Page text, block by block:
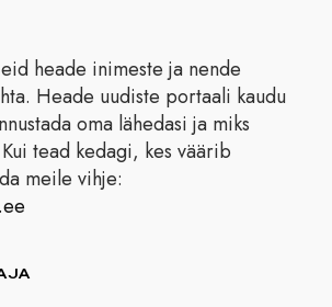
heade inimeste ja nende
Heade uudiste portaali kaudu
oma lähedasi ja miks
tead kedagi, kes väärib
meile vihje: